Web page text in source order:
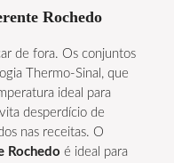
Rochedo
de fora. Os conjuntos
Thermo-Sinal, que
ideal para
desperdício de
nas receitas. O
Rochedo é ideal para